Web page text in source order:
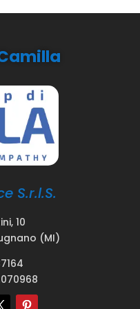
S.r.l.S.
10
(MI)